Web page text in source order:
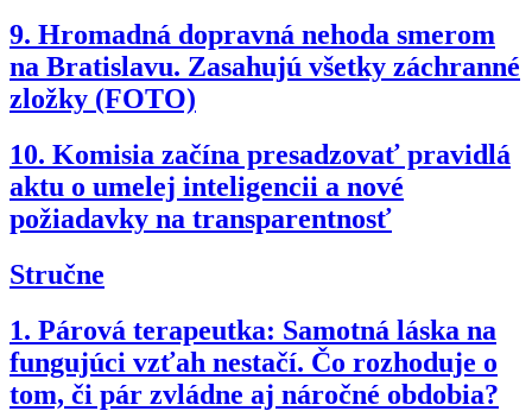
9. Hromadná dopravná nehoda smerom
na Bratislavu. Zasahujú všetky záchranné
zložky (FOTO)
10. Komisia začína presadzovať pravidlá
aktu o umelej inteligencii a nové
požiadavky na transparentnosť
Stručne
1. Párová terapeutka: Samotná láska na
fungujúci vzťah nestačí. Čo rozhoduje o
tom, či pár zvládne aj náročné obdobia?